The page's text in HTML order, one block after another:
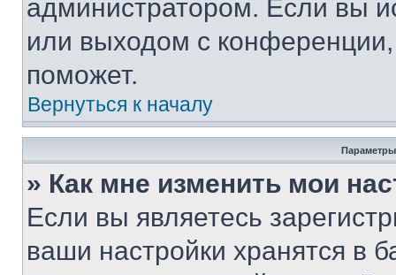
администратором. Если вы
или выходом с
поможет.
Вернуться к началу
Параметры
» Как мне изменить мои
Если вы являетесь
ваши настройки хранятся в